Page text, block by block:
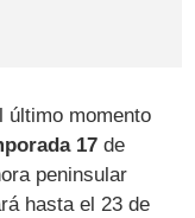
último momento
17 de
peninsular
hasta el 23 de